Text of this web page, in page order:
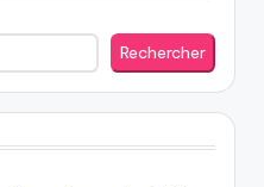
Rechercher